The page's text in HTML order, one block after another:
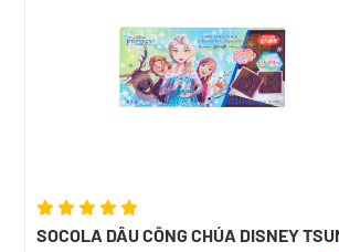
SOCOLA DÂU CÔNG CHÚA DISNEY